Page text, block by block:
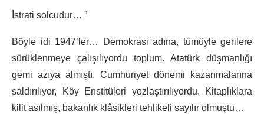
İstrati solcudur… ”
Böyle idi 1947’ler… Demokrasi adına, tümüyle gerilere
sürüklenmeye çalışılıyordu toplum. Atatürk düşmanlığı
gemi azıya almıştı. Cumhuriyet dönemi kazanmalarına
saldırılıyor, Köy Enstitüleri yozlaştırılıyordu. Kitaplıklara
kilit asılmış, bakanlık klâsikleri tehlikeli sayılır olmuştu…